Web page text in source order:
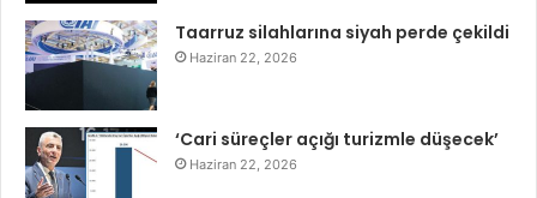
Taarruz silahlarına siyah perde çekildi
Haziran 22, 2026
‘Cari süreçler açığı turizmle düşecek’
Haziran 22, 2026